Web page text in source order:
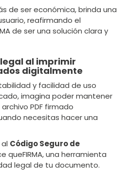
de ser económica, brinda una
reafirmando el
de ser una solución clara y
al imprimir
digitalmente
y facilidad de uso
imagina poder mantener
PDF firmado
necesitas hacer una
Código Seguro de
queFIRMA, una herramienta
legal de tu documento.